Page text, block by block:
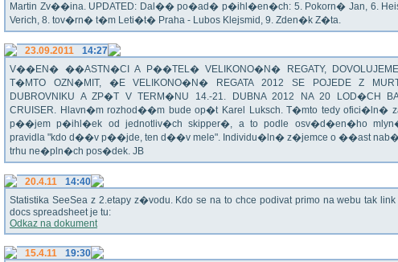
Martin Zv��ina. UPDATED: Dal�� po�ad� p�ihl�en�ch: 5. Pokorn� Jan, 6.
Verich, 8. tov�rn� t�m Leti�t� Praha - Lubos Klejsmid, 9. Zden�k Z�ta.
23.09.2011
14:27
V��EN� ��ASTN�CI A P��TEL� VELIKONO�N� REGATY,
T�MTO OZN�MIT, �E VELIKONO�N� REGATA 2012 SE POJEDE Z
DUBROVNIKU A ZP�T V TERM�NU 14.-21. DUBNA 2012 NA 20 LOD�CH
CRUISER. Hlavn�m rozhod��m bude op�t Karel Luksch. T�mto tedy ofici�ln�
p��jem p�ihl�ek od jednotliv�ch skipper�, a to podle osv�d�en�ho
pravidla "kdo d��v p��jde, ten d��v mele". Individu�ln� z�jemce o ��ast
trhu ne�pln�ch pos�dek. JB
20.4.11
14:40
Statistika SeeSea z 2.etapy z�vodu. Kdo se na to chce podivat primo na webu tak
docs spreadsheet je tu:
Odkaz na dokument
15.4.11
19:30